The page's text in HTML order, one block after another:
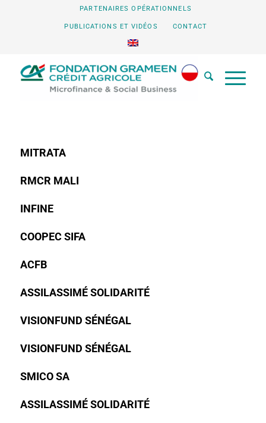
PARTENAIRES OPÉRATIONNELS
PUBLICATIONS ET VIDÉOS CONTACT
MITRATA
RMCR MALI
INFINE
COOPEC SIFA
ACFB
ASSILASSIMÉ SOLIDARITÉ
VISIONFUND SÉNÉGAL
VISIONFUND SÉNÉGAL
SMICO SA
ASSILASSIMÉ SOLIDARITÉ